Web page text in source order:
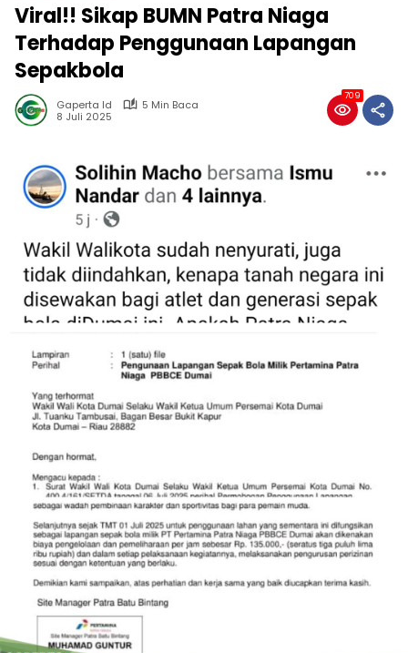
Viral!! Sikap BUMN Patra Niaga
Terhadap Penggunaan Lapangan
Sepakbola
Gaperta Id
5 Min Baca
8 Juli 2025
709